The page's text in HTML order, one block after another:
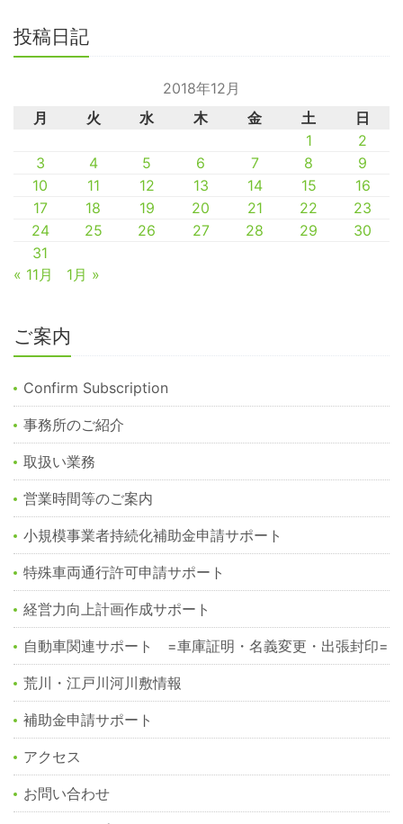
投稿日記
2018年12月
月
火 水 木 金 土
日
1
2
3
4 5 6 7 8
9
10
11 12 13 14 15
16
17
18 19 20 21 22
23
24
25 26 27 28 29
30
31
« 11月
1月 »
ご案内
Confirm Subscription
事務所のご紹介
取扱い業務
営業時間等のご案内
小規模事業者持続化補助金申請サポート
特殊車両通行許可申請サポート
経営力向上計画作成サポート
自動車関連サポート =車庫証明・名義変更・出張封印=
荒川・江戸川河川敷情報
補助金申請サポート
アクセス
お問い合わせ